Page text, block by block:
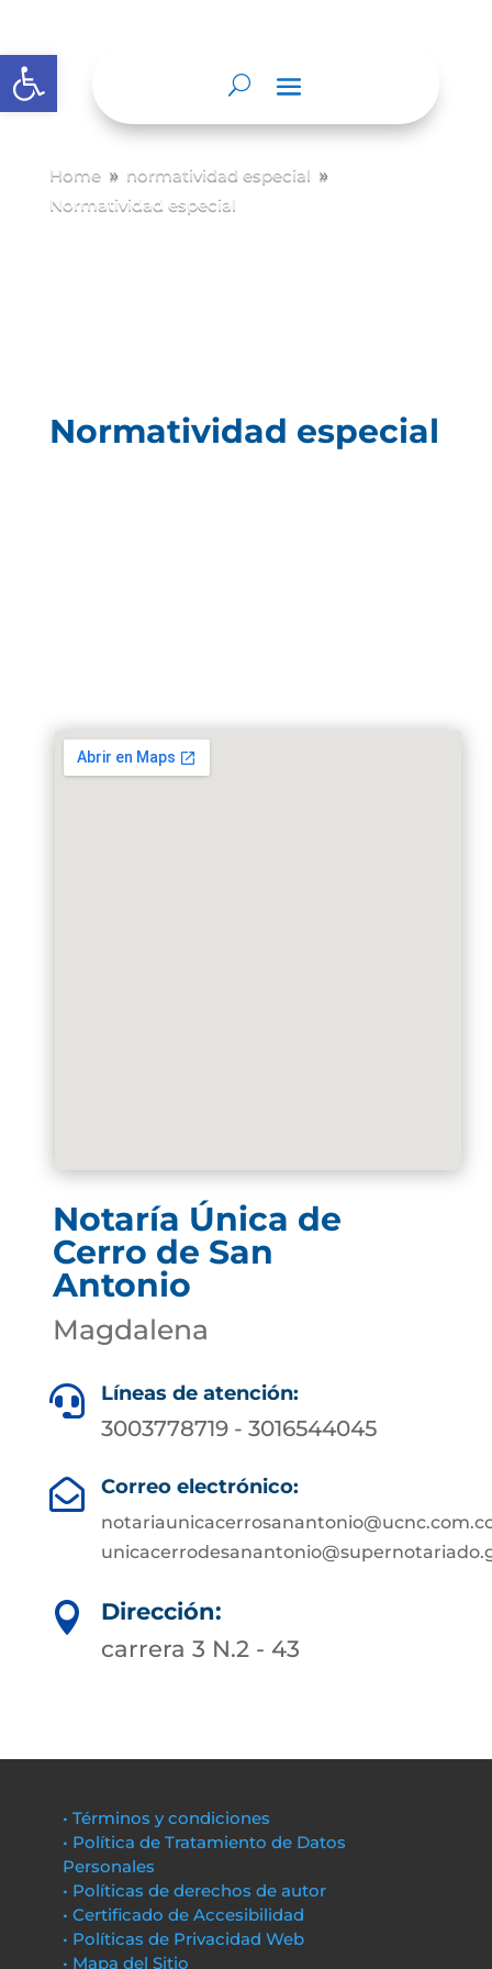
Abrir barra de herramientas
Home 9 normatividad especial 9
Normatividad especial
Normatividad especial
Notaría Única de
Cerro de San
Antonio
Magdalena
 Líneas de atención:
3003778719 - 3016544045
 Correo electrónico:

Dirección:
carrera 3 N.2 - 43
• Términos y condiciones
• Política de Tratamiento de Datos
Personales
• Políticas de derechos de autor
• Certificado de Accesibilidad
• Políticas de Privacidad Web
• Mapa del Sitio